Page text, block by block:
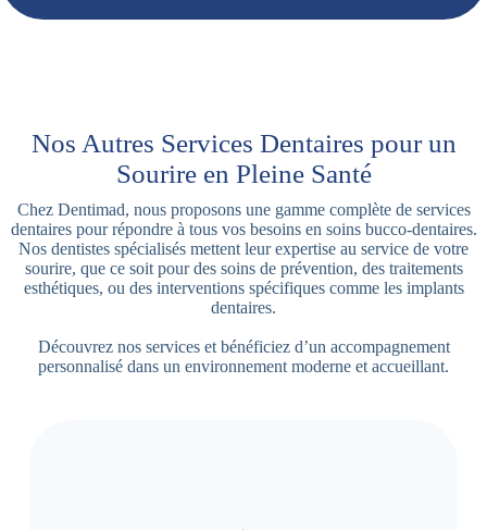
Nos Autres Services Dentaires pour un
Sourire en Pleine Santé
Chez Dentimad, nous proposons une gamme complète de services
dentaires pour répondre à tous vos besoins en soins bucco-dentaires.
Nos dentistes spécialisés mettent leur expertise au service de votre
sourire, que ce soit pour des soins de prévention, des traitements
esthétiques, ou des interventions spécifiques comme les implants
dentaires.
Découvrez nos services et bénéficiez d’un accompagnement
personnalisé dans un environnement moderne et accueillant.